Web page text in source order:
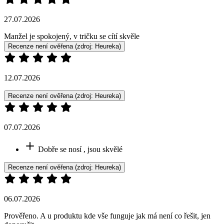
27.07.2026
Manžel je spokojený, v tričku se cítí skvěle
Recenze není ověřena (zdroj: Heureka)
12.07.2026
Recenze není ověřena (zdroj: Heureka)
07.07.2026
Dobře se nosí , jsou skvělé
Recenze není ověřena (zdroj: Heureka)
06.07.2026
Prověřeno. A u produktu kde vše funguje jak má není co řešit, jen